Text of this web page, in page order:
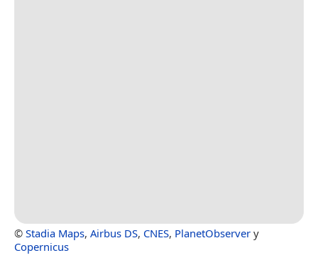
© Stadia Maps, Airbus DS, CNES, PlanetObserver y
Copernicus